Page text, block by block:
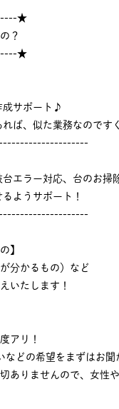
★
？
★
成サポート♪
ば、似た業務なのです
エラー対応、台のお掃
ようサポート！
】
分かるもの）など
いたします！
アリ！
どの希望をまずはお聞
ありませんので、女性